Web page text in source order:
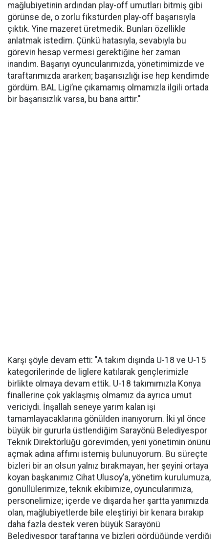
mağlubiyetinin ardından play-off umutları bitmiş gibi
görünse de, o zorlu fikstürden play-off başarısıyla
çıktık. Yine mazeret üretmedik. Bunları özellikle
anlatmak istedim. Çünkü hatasıyla, sevabıyla bu
görevin hesap vermesi gerektiğine her zaman
inandım. Başarıyı oyuncularımızda, yönetimimizde ve
taraftarımızda ararken; başarısızlığı ise hep kendimde
gördüm. BAL Ligi’ne çıkamamış olmamızla ilgili ortada
bir başarısızlık varsa, bu bana aittir."
Karşı şöyle devam etti: "A takım dışında U-18 ve U-15
kategorilerinde de liglere katılarak gençlerimizle
birlikte olmaya devam ettik. U-18 takımımızla Konya
finallerine çok yaklaşmış olmamız da ayrıca umut
vericiydi. İnşallah seneye yarım kalan işi
tamamlayacaklarına gönülden inanıyorum. İki yıl önce
büyük bir gururla üstlendiğim Sarayönü Belediyespor
Teknik Direktörlüğü görevimden, yeni yönetimin önünü
açmak adına affımı istemiş bulunuyorum. Bu süreçte
bizleri bir an olsun yalnız bırakmayan, her şeyini ortaya
koyan başkanımız Cihat Ulusoy’a, yönetim kurulumuza,
gönüllülerimize, teknik ekibimize, oyuncularımıza,
personelimize; içerde ve dışarda her şartta yanımızda
olan, mağlubiyetlerde bile eleştiriyi bir kenara bırakıp
daha fazla destek veren büyük Sarayönü
Belediyespor taraftarına ve bizleri gördüğünde verdiği